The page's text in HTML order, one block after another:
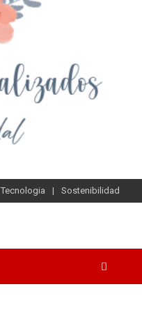
Tecnologia Sostenibilidad